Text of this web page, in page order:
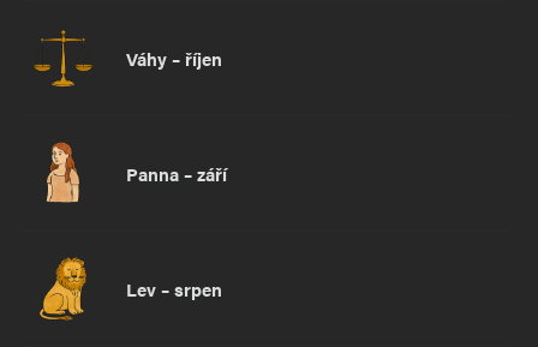
Váhy – říjen
Panna – září
Lev – srpen